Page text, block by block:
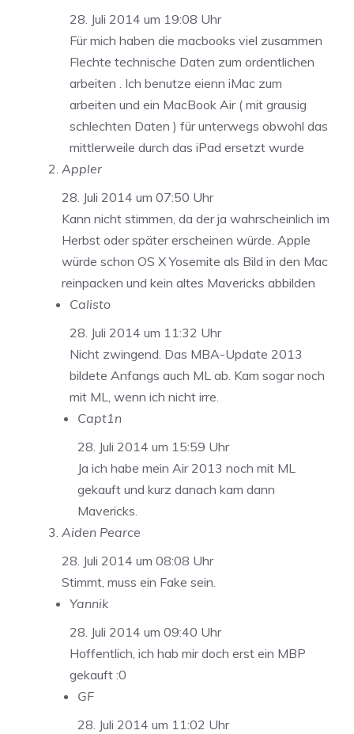
28. Juli 2014 um 19:08 Uhr
Für mich haben die macbooks viel zusammen
Flechte technische Daten zum ordentlichen
arbeiten . Ich benutze eienn iMac zum
arbeiten und ein MacBook Air ( mit grausig
schlechten Daten ) für unterwegs obwohl das
mittlerweile durch das iPad ersetzt wurde
Appler
28. Juli 2014 um 07:50 Uhr
Kann nicht stimmen, da der ja wahrscheinlich im
Herbst oder später erscheinen würde. Apple
würde schon OS X Yosemite als Bild in den Mac
reinpacken und kein altes Mavericks abbilden
Calisto
28. Juli 2014 um 11:32 Uhr
Nicht zwingend. Das MBA-Update 2013
bildete Anfangs auch ML ab. Kam sogar noch
mit ML, wenn ich nicht irre.
Capt1n
28. Juli 2014 um 15:59 Uhr
Ja ich habe mein Air 2013 noch mit ML
gekauft und kurz danach kam dann
Mavericks.
Aiden Pearce
28. Juli 2014 um 08:08 Uhr
Stimmt, muss ein Fake sein.
Yannik
28. Juli 2014 um 09:40 Uhr
Hoffentlich, ich hab mir doch erst ein MBP
gekauft :0
GF
28. Juli 2014 um 11:02 Uhr